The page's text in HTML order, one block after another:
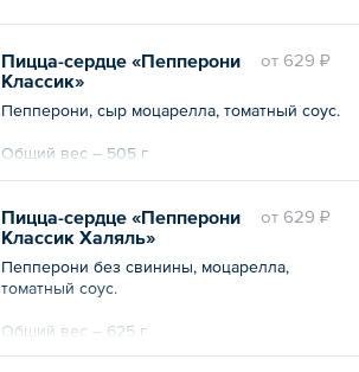
Общий вес – 500 г
oт 629 ₽
Пицца-сердце «Пепперони
Классик»
Пепперони, сыр моцарелла, томатный соус.
Общий вес – 505 г
oт 629 ₽
Пицца-сердце «Пепперони
Классик Халяль»
Пепперони без свинины, моцарелла,
томатный соус.
Общий вес – 625 г